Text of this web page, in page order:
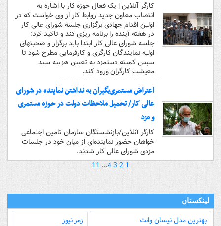
کارگر آنلاین | یک فعال حوزه کار با اشاره به
انتصاب معاون جدید روابط کار از وی خواست که در
اولین اقدام جهادی برگزاری جلسه شورای عالی کار
در هفته آینده را برنامه ریزی کند و تاکید کرد:
جلسه شورای عالی کار ابتدا باید برگزار و صحبتهای
اولیه نمایندگان کارگری و کارفرمایی مطرح شود تا
سپس کمیته دستمزد به تعیین هزینه سبد
معیشت کارگران ورود کند.
اعتراض مستمری‌بگیران به نداشتن نماینده در شورای
عالی کار/ تحمیل ملاحظات دولت در حوزه مستمری
و مزد
کارگر آنلاین/بازنشستگان سازمان تامین اجتماعی
خواهان حضور نماینده‌ای از میان خود در جلسات
مزدی شورای عالی کار شدند.
1
2
3
4
...
11
لینکستان
بهترین مدل‌ نیسان وانت زمر نیوز